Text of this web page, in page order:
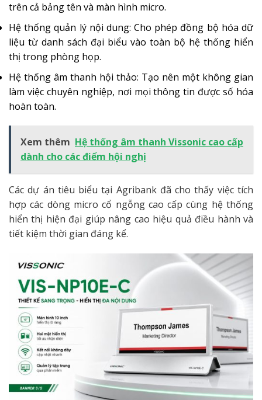
trên cả bảng tên và màn hình micro.
Hệ thống quản lý nội dung: Cho phép đồng bộ hóa dữ
liệu từ danh sách đại biểu vào toàn bộ hệ thống hiển
thị trong phòng họp.
Hệ thống âm thanh hội thảo: Tạo nên một không gian
làm việc chuyên nghiệp, nơi mọi thông tin được số hóa
hoàn toàn.
Xem thêm Hệ thống âm thanh Vissonic cao cấp
dành cho các điểm hội nghị
Các dự án tiêu biểu tại Agribank đã cho thấy việc tích
hợp các dòng micro cổ ngỗng cao cấp cùng hệ thống
hiển thị hiện đại giúp nâng cao hiệu quả điều hành và
tiết kiệm thời gian đáng kể.